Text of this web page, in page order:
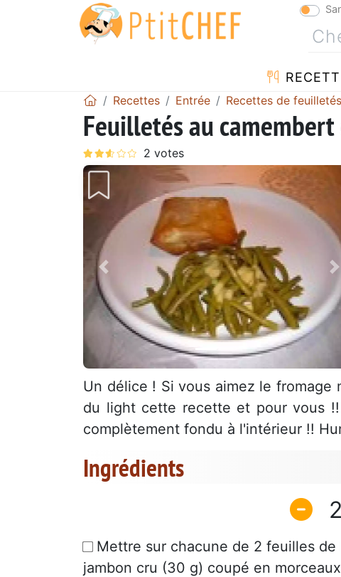
Recettes Entrée Recettes de feuilletés
Feuilletés au
Précédent
Un délice ! Si vous aimez le fromage
du light cette recette et pour vous
complètement fondu à l'intérieur !!
Ingrédients
2
Mettre sur chacune de 2 feuilles de
jambon cru (30 g) coupé en